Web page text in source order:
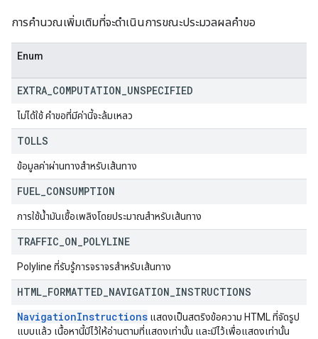
การคำนวณเพิ่มเติมที่จะดำเนินการขณะประมวลผลคำขอ
Enum
EXTRA COMPUTATION UNSPECIFIED
ไม่ได้ใช้ คำขอที่มีค่านี้จะล้มเหลว
TOLLS
ข้อมูลค่าผ่านทางสำหรับเส้นทาง
FUEL CONSUMPTION
การใช้น้ำมันเชื้อเพลิงโดยประมาณสำหรับเส้นทาง
TRAFFIC ON POLYLINE
Polyline ที่รับรู้การจราจรสำหรับเส้นทาง
HTML FORMATTED NAVIGATION INSTRUCTIONS
NavigationInstructions แสดงเป็นสตริงข้อความ HTML ที่จัดรูป
แบบแล้ว เนื้อหานี้มีไว้ให้อ่านตามที่แสดงเท่านั้น และมีไว้เพื่อแสดงเท่านั้น